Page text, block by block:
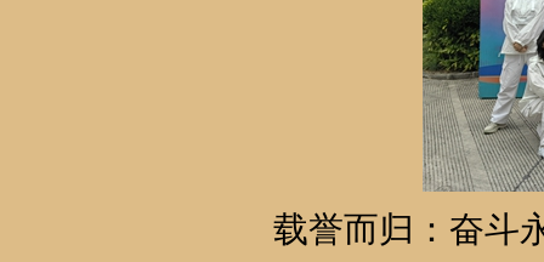
载誉而归：奋斗